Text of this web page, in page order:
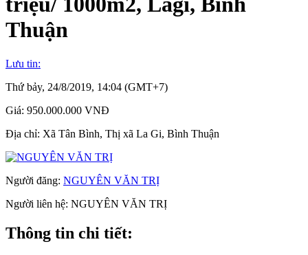
Thuận
Lưu tin:
Thứ bảy, 24/8/2019, 14:04 (GMT+7)
Giá: 950.000.000 VNĐ
Địa chỉ: Xã Tân Bình, Thị xã La Gi, Bình Thuận
Người đăng: NGUYÊN VĂN TRỊ
Người liên hệ: NGUYÊN VĂN TRỊ
Thông tin chi tiết: